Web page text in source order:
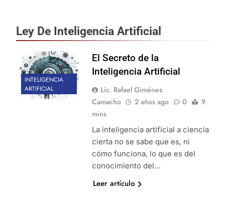
Ley De Inteligencia Artificial
INTELIGENCIA
ARTIFICIAL
El Secreto de la
Inteligencia Artificial
Lic. Rafael Giménez
Camacho
2 años ago 0
9
mins
La inteligencia artificial a ciencia
cierta no se sabe que es, ni
cómo funciona, lo que es del
conocimiento del…
Leer artículo